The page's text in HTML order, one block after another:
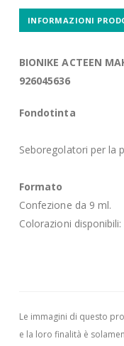
INFORMAZIONI
BIONIKE ACTEEN
926045636
Fondotinta
Seboregolatori per la
Formato
Confezione da 9 ml.
Colorazioni
Le immagini di questo
e la loro finalità è